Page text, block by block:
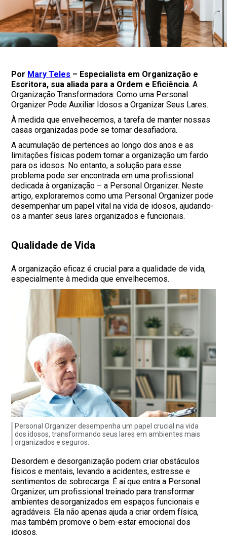
Por Mary Teles – Especialista em Organização e
Escritora, sua aliada para a Ordem e Eficiência. A
Organização Transformadora: Como uma Personal
Organizer Pode Auxiliar Idosos a Organizar Seus Lares.
À medida que envelhecemos, a tarefa de manter nossas
casas organizadas pode se tornar desafiadora.
A acumulação de pertences ao longo dos anos e as
limitações físicas podem tornar a organização um fardo
para os idosos. No entanto, a solução para esse
problema pode ser encontrada em uma profissional
dedicada à organização – a Personal Organizer. Neste
artigo, exploraremos como uma Personal Organizer pode
desempenhar um papel vital na vida de idosos, ajudando-
os a manter seus lares organizados e funcionais.
Qualidade de Vida
A organização eficaz é crucial para a qualidade de vida,
especialmente à medida que envelhecemos.
Personal Organizer desempenha um papel crucial na vida
dos idosos, transformando seus lares em ambientes mais
organizados e seguros.
Desordem e desorganização podem criar obstáculos
físicos e mentais, levando a acidentes, estresse e
sentimentos de sobrecarga. É aí que entra a Personal
Organizer, um profissional treinado para transformar
ambientes desorganizados em espaços funcionais e
agradáveis. Ela não apenas ajuda a criar ordem física,
mas também promove o bem-estar emocional dos
idosos.